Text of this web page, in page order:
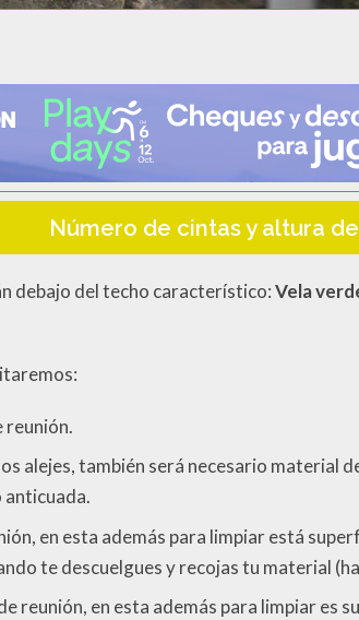
Número de cintas y altura
debajo del techo característico:Vela
reunión.
alejes, también será necesario material
anticuada.
en esta además para limpiar está
te descuelgues y recojas tu material
reunión, en esta además para limpiar es